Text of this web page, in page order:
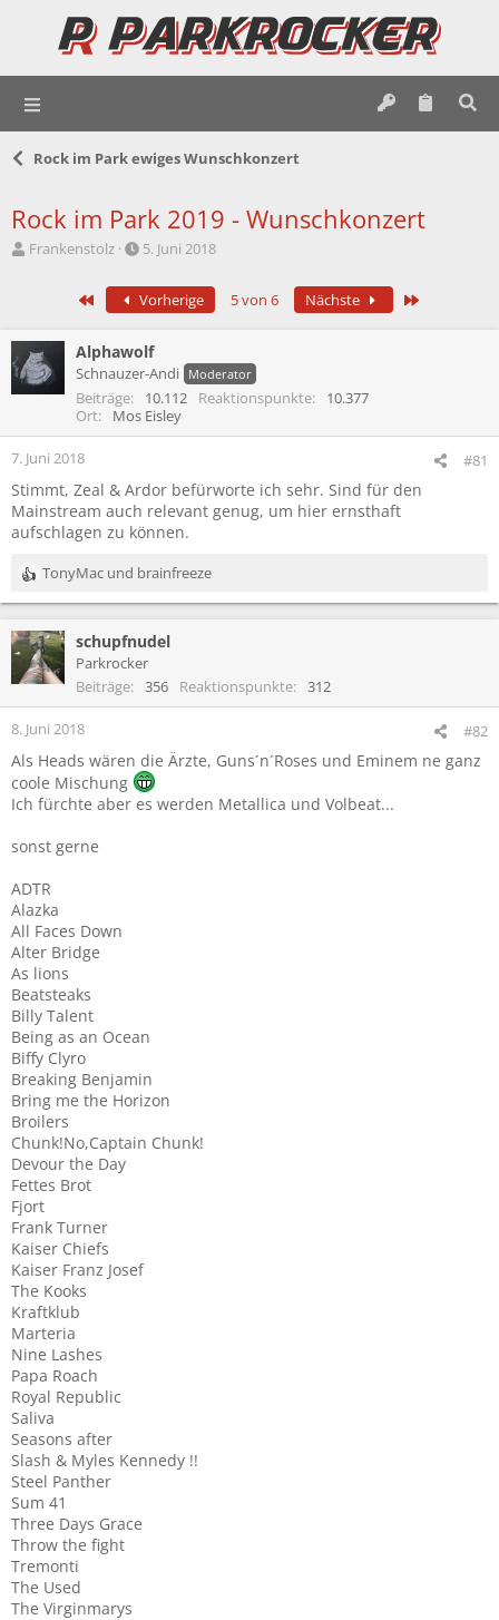
Rock im Park ewiges Wunschkonzert
Rock im Park 2019 - Wunschkonzert
E
l
l
e
Frankenstolz
E
s
t
l
l
a
m
5. Juni 2018
Erste Vorherige 5 von 6 Nächste
Alphawolf
Schnauzer-Andi Moderator
Beiträge 10.112 Reaktionspunkte
10.377
Ort
Mos Eisley
7. Juni 2018 #81
Stimmt, Zeal & Ardor befürworte ich sehr. Sind für den
Mainstream auch relevant genug, um hier ernsthaft
aufschlagen zu können.
R
e
k
t
i
n
e
n
:
TonyMac und brainfreeze
schupfnudel
Parkrocker
Beiträge
356 Reaktionspunkte 312
8. Juni 2018 #82
Als Heads wären die Ärzte, Guns´n´Roses und Eminem ne ganz
coole Mischung
Ich fürchte aber es werden Metallica und Volbeat...
sonst gerne
ADTR
Alazka
All Faces Down
Alter Bridge
As lions
Beatsteaks
Billy Talent
Being as an Ocean
Biffy Clyro
Breaking Benjamin
Bring me the Horizon
Broilers
Chunk!No,Captain Chunk!
Devour the Day
Fettes Brot
Fjort
Frank Turner
Kaiser Chiefs
Kaiser Franz Josef
The Kooks
Kraftklub
Marteria
Nine Lashes
Papa Roach
Royal Republic
Saliva
Seasons after
Slash & Myles Kennedy !!
Steel Panther
Sum 41
Three Days Grace
Throw the fight
Tremonti
The Used
The Virginmarys